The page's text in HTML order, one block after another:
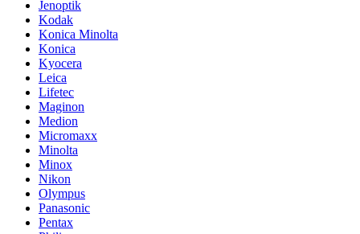
Jenoptik
Kodak
Konica Minolta
Konica
Kyocera
Leica
Lifetec
Maginon
Medion
Micromaxx
Minolta
Minox
Nikon
Olympus
Panasonic
Pentax